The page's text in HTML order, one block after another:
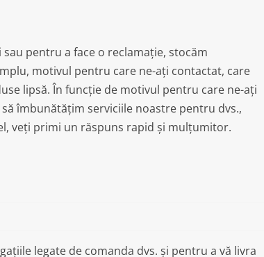
pentru a face o reclamație, stocăm
motivul pentru care ne-ați contactat, care
lipsă. În funcție de motivul pentru care ne-ați
îmbunătățim serviciile noastre pentru dvs.,
veți primi un răspuns rapid și mulțumitor.
legate de comanda dvs. și pentru a vă livra